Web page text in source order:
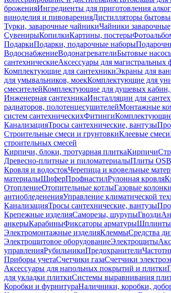
броженияИнгредиенты для приготовления
виноделия и пивоваренияДистилляторы
Турки, заварочные чайникиЧайники
СувенирыКопилкиКартины, постеры
ПодаркиПодарки, подарочные наборы
ВодоснабжениеВодонагревателиБытовые
сантехническиеАксессуары для магистральных
Комплектующие для сантехникиЭкраны для
для умывальников, моекКомплектующие для
смесителейКомплектующие для душевых кабин,
Инженерная сантехникаИнсталляции для
радиаторов, полотенцесушителейМонтажные
систем сантехническихФитинги
КанализацияТросы сантехнические, вантузы
Строительные смеси и грунтовкиКлеевые смеси
строительных смесей
Кирпичи, блоки, тротуарная плиткаКирпичи
Древесно-плитные и пиломатериалыПлиты OSB
Кровля и водостокЧерепица и кровельные
материалыШиферПрофнастилРулонная кровля
ОтоплениеОтопительные котлыГазовые колонки
антиобледененияУправление климатической
КанализацияТросы сантехнические, вантузы
Крепежные изделияСаморезы, шурупыГвозди
анкерыКарабиныФиксаторы арматурыШплинты
Электромонтажные изделияКлеммыСредства
Электрощитовое оборудованиеЭлектрощиты
управленияРубильникиПредохранители
Приборы учетаСчетчики газаСчетчики
Аксессуары для напольных покрытий и плитки
для укладки плиткиСистемы выравнивания
Коробки и фурнитураНаличники, коробки,